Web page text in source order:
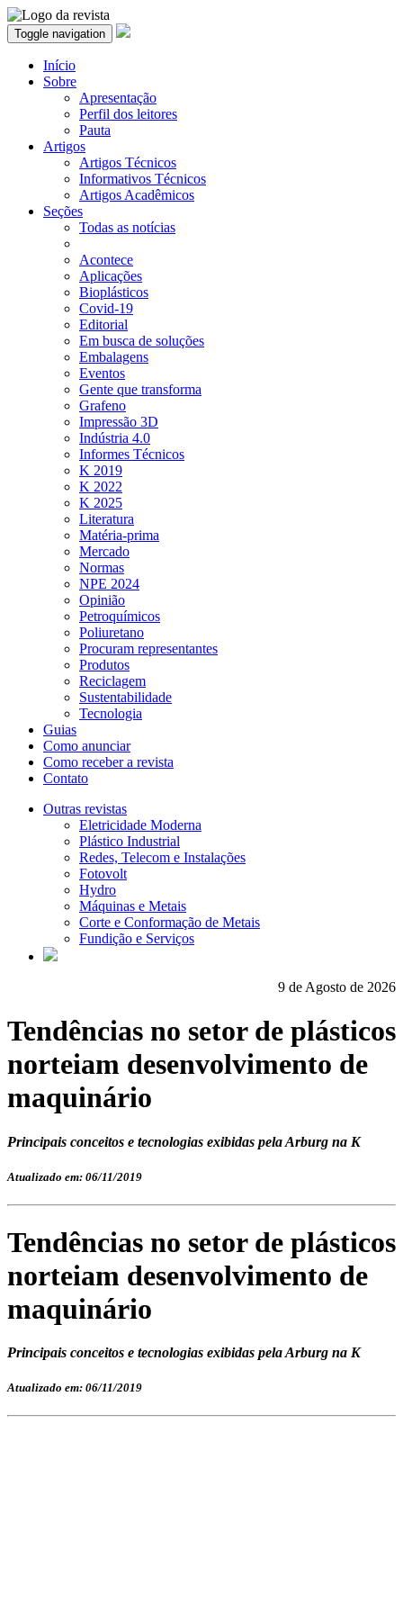
Toggle navigation
Início
Sobre
Apresentação
Perfil dos leitores
Pauta
Artigos
Artigos Técnicos
Informativos Técnicos
Artigos Acadêmicos
Seções
Todas as notícias
Acontece
Aplicações
Bioplásticos
Covid-19
Editorial
Em busca de soluções
Embalagens
Eventos
Gente que transforma
Grafeno
Impressão 3D
Indústria 4.0
Informes Técnicos
K 2019
K 2022
K 2025
Literatura
Matéria-prima
Mercado
Normas
NPE 2024
Opinião
Petroquímicos
Poliuretano
Procuram representantes
Produtos
Reciclagem
Sustentabilidade
Tecnologia
Guias
Como anunciar
Como receber a revista
Contato
Outras revistas
Eletricidade Moderna
Plástico Industrial
Redes, Telecom e Instalações
Fotovolt
Hydro
Máquinas e Metais
Corte e Conformação de Metais
Fundição e Serviços
9 de Agosto de 2026
Tendências no setor de plásticos
norteiam desenvolvimento de
maquinário
Principais conceitos e tecnologias exibidas pela Arburg na K
Atualizado em: 06/11/2019
Tendências no setor de plásticos
norteiam desenvolvimento de
maquinário
Principais conceitos e tecnologias exibidas pela Arburg na K
Atualizado em: 06/11/2019